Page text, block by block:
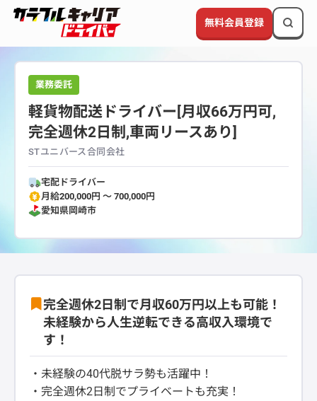
無料会員登録
業務委託
軽貨物配送ドライバー[月収66万円可,
完全週休2日制,車両リースあり]
STユニバース合同会社
宅配ドライバー
月給200,000円 〜 700,000円
愛知県岡崎市
完全週休2日制で月収60万円以上も可能！
未経験から人生逆転できる高収入環境で
す！
・未経験の40代脱サラ勢も活躍中！
・完全週休2日制でプライベートも充実！